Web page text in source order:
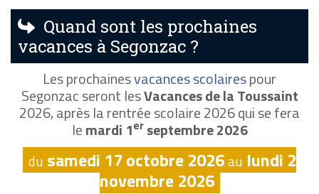
Quand sont les prochaines
vacances à Segonzac ?
Les prochainesvacances scolairespour
Segonzac seront lesVacances de la Toussaint
2026, après la rentrée scolaire 2026 qui se fera
lemardi 1erseptembre 2026
du samedi 17 octobre 2026au lundi 2
novembre 2026